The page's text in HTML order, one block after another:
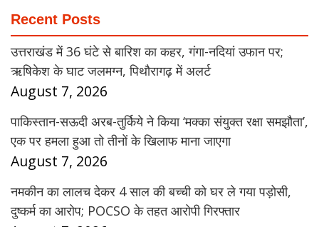
Recent Posts
उत्तराखंड में 36 घंटे से बारिश का कहर, गंगा-नदियां उफान पर;
ऋषिकेश के घाट जलमग्न, पिथौरागढ़ में अलर्ट
August 7, 2026
पाकिस्तान-सऊदी अरब-तुर्किये ने किया ‘मक्का संयुक्त रक्षा समझौता’,
एक पर हमला हुआ तो तीनों के खिलाफ माना जाएगा
August 7, 2026
नमकीन का लालच देकर 4 साल की बच्ची को घर ले गया पड़ोसी,
दुष्कर्म का आरोप; POCSO के तहत आरोपी गिरफ्तार